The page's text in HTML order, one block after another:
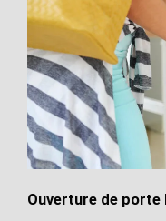
Ouverture de porte